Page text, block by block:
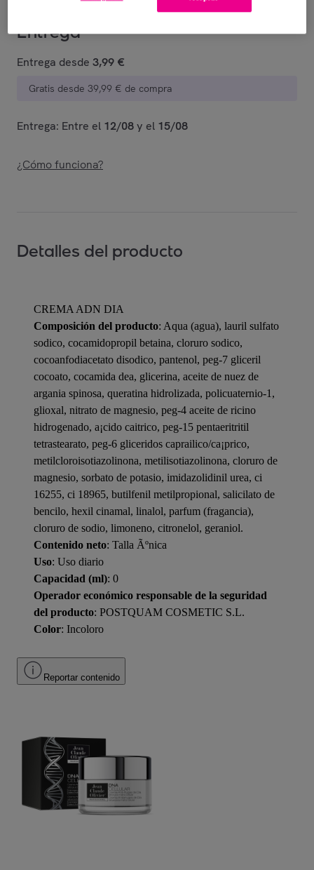
Entrega
Entrega desde 3,99 €
Gratis desde 39,99 € de compra
Entrega: Entre el 12/08y el 15/08
¿Cómo funciona?
Detalles del producto
CREMA ADN DIA
Composición del producto: Aqua (agua), lauril sulfato
sodico, cocamidopropil betaina, cloruro sodico,
cocoanfodiacetato disodico, pantenol, peg-7 gliceril
cocoato, cocamida dea, glicerina, aceite de nuez de
argania spinosa, queratina hidrolizada, policuaternio-1,
glioxal, nitrato de magnesio, peg-4 aceite de ricino
hidrogenado, a¡cido caitrico, peg-15 pentaeritritil
tetrastearato, peg-6 gliceridos caprailico/ca¡prico,
metilcloroisotiazolinona, metilisotiazolinona, cloruro de
magnesio, sorbato de potasio, imidazolidinil urea, ci
16255, ci 18965, butilfenil metilpropional, salicilato de
bencilo, hexil cinamal, linalol, parfum (fragancia),
cloruro de sodio, limoneno, citronelol, geraniol.
Contenido neto: Talla Ãºnica
Uso: Uso diario
Capacidad (ml): 0
Operador económico responsable de la seguridad
del producto: POSTQUAM COSMETIC S.L.
Color: Incoloro
Reportar contenido